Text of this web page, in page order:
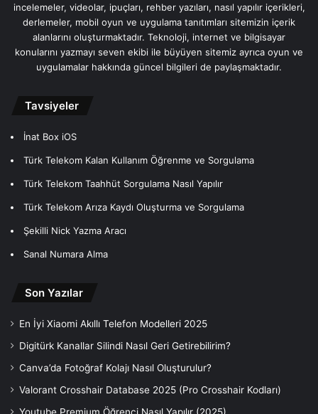
incelemeler, videolar, ipuçları, rehber yazıları, nasıl yapılır içerikleri,
derlemeler, mobil oyun ve uygulama tanıtımları sitemizin içerik
alanlarını oluşturmaktadır. Teknoloji, internet ve bilgisayar
konularını yazmayı seven ekibi ile büyüyen sitemiz ayrıca oyun ve
uygulamalar hakkında güncel bilgileri de paylaşmaktadır.
Tavsiyeler
İnat Box iOS
Türk Telekom Kalan Kullanım Öğrenme ve Sorgulama
Türk Telekom Taahhüt Sorgulama Nasıl Yapılır
Türk Telekom Arıza Kaydı Oluşturma ve Sorgulama
Şekilli Nick Yazma Aracı
Sanal Numara Alma
Son Yazılar
En İyi Xiaomi Akıllı Telefon Modelleri 2025
Digitürk Kanallar Silindi Nasıl Geri Getirebilirim?
Canva’da Fotoğraf Kolajı Nasıl Oluşturulur?
Valorant Crosshair Database 2025 (Pro Crosshair Kodları)
Youtube Premium Öğrenci Nasıl Yapılır (2025)